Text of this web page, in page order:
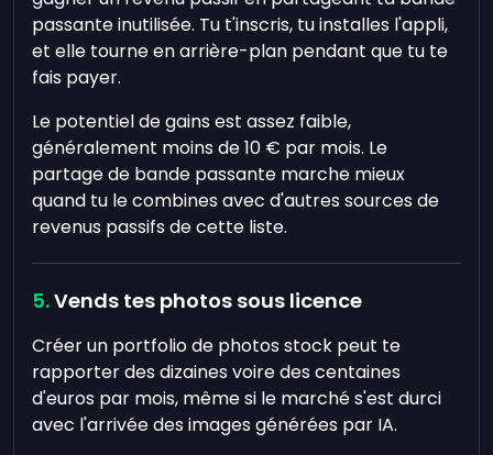
passante inutilisée. Tu t'inscris, tu installes l'appli,
et elle tourne en arrière-plan pendant que tu te
fais payer.
Le potentiel de gains est assez faible,
généralement moins de 10 € par mois. Le
partage de bande passante marche mieux
quand tu le combines avec d'autres sources de
revenus passifs de cette liste.
Vends tes photos sous licence
Créer un portfolio de photos stock peut te
rapporter des dizaines voire des centaines
d'euros par mois, même si le marché s'est durci
avec l'arrivée des images générées par IA.